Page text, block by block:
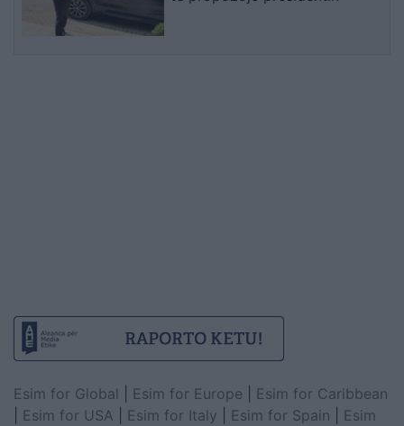
Esim for Global Esim for Europe
Esim for Caribbean
Esim for USA Esim for Italy Esim for Spain
Esim